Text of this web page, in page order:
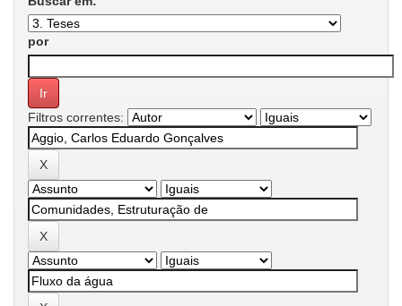
por
Filtros correntes: